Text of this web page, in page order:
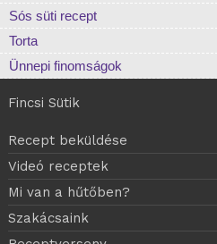
Sós süti recept
Torta
Ünnepi finomságok
Fincsi Sütik
Recept beküldése
Videó receptek
Mi van a hűtőben?
Szakácsaink